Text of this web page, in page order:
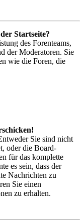
Startseite?
des Forenteams,
der Moderatoren. Sie
wie die Foren, die
Sie sind nicht
oder die Board-
für das komplette
es sein, dass der
Nachrichten zu
Sie einen
zu erhalten.